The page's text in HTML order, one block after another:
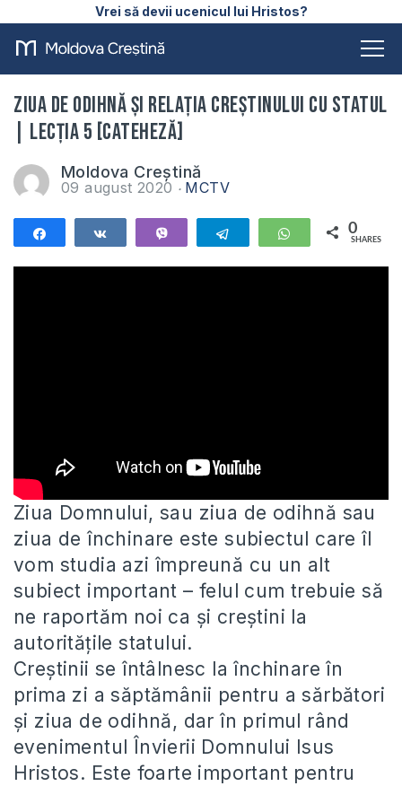
Vrei să devii ucenicul lui Hristos?
Ziua de odihnă și relația creștinului cu statul
| Lecția 5 [Cateheză]
Moldova Creștină
09 august 2020 MCTV
Telegram WhatsApp
0
SHARES
Ziua Domnului, sau ziua de odihnă sau
ziua de închinare este subiectul care îl
vom studia azi împreună cu un alt
subiect important – felul cum trebuie să
ne raportăm noi ca și creștini la
autoritățile statului.
Creștinii se întâlnesc la închinare în
prima zi a săptămânii pentru a sărbători
și ziua de odihnă, dar în primul rând
evenimentul Învierii Domnului Isus
Hristos. Este foarte important pentru